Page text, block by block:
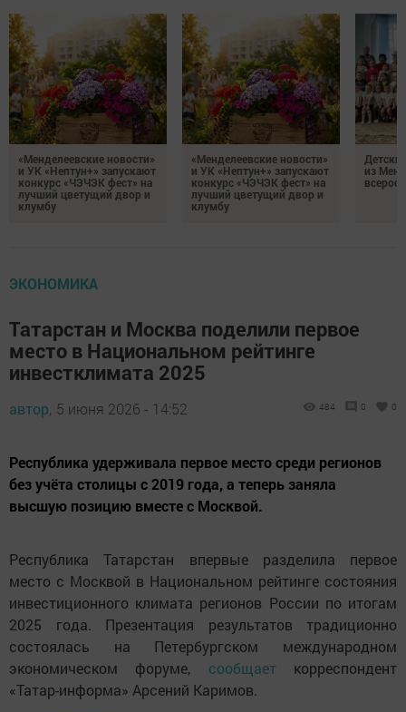
«Менделеевские новости»
и УК «Нептун+» запускают
конкурс «ЧЭЧЭК фест» на
лучший цветущий двор и
клумбу
«Менделеевские новости»
и УК «Нептун+» запускают
конкурс «ЧЭЧЭК фест» на
лучший цветущий двор и
клумбу
из
ЭКОНОМИКА
Татарстан и Москва поделили первое
место в Национальном рейтинге
инвестклимата 2025
автор, 5 июня 2026 - 14:52 484 0 0
Республика удерживала первое место среди регионов
без учёта столицы с 2019 года, а теперь заняла
высшую позицию вместе с Москвой.
Республика Татарстан впервые разделила первое
место с Москвой в Национальном рейтинге состояния
инвестиционного климата регионов России по итогам
2025 года. Презентация результатов традиционно
состоялась на Петербургском международном
экономическом форуме, сообщаеткорреспондент
«Татар-информа» Арсений Каримов.